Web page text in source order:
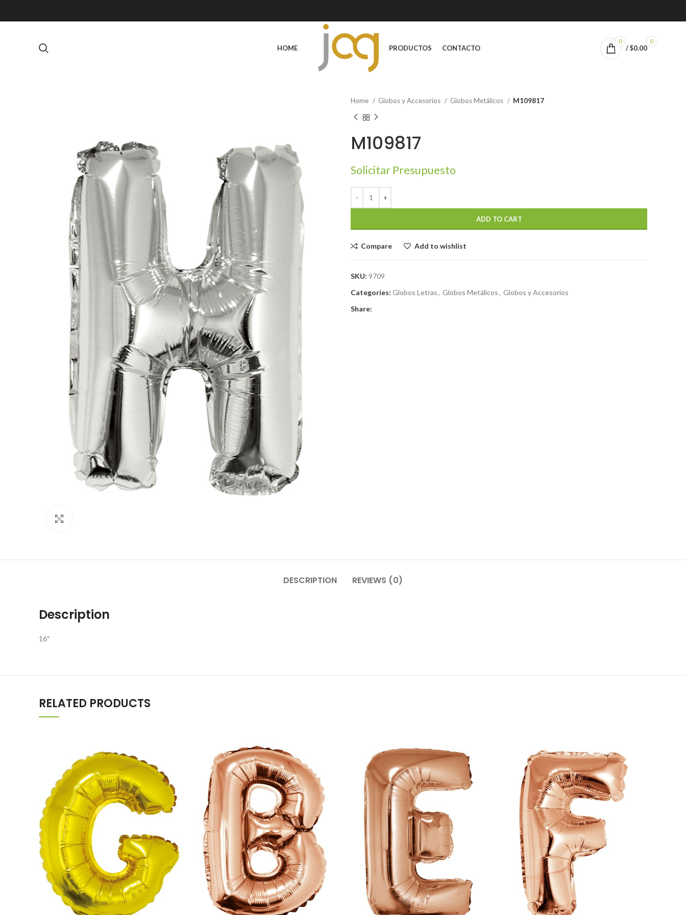
HOME PRODUCTOS CONTACTO
0 0
/$0.00
Home Globos y Accesorios Globos Metálicos M109817
M109817
Solicitar Presupuesto
ADD TO CART
Compare Add to wishlist
SKU: 9709
Categories: Globos Letras, Globos Metálicos, Globos y Accesorios
Share:
DESCRIPTION REVIEWS (0)
Description
16″
RELATED PRODUCTS